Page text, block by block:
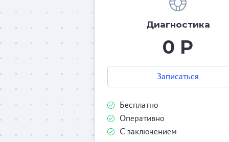
Диагностика
0 Р
Записаться
Бесплатно
Оперативно
С заключением